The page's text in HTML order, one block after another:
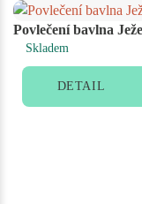
Povlečení bavlna
Skladem
DETAIL